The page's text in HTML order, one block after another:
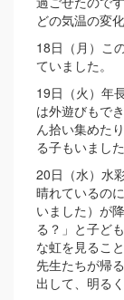
どの気温の変
18日（月）こ
ていました。
19日（火）年
は外遊びもで
ん拾い集めた
る子もいました
20日（水）水
晴れているの
いました）が
る？」と子ど
な虹を見るこ
先生たちが帰
出して、明る